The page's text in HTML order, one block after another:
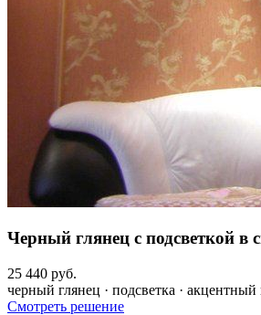
Черный глянец с подсветкой в
25 440 руб.
черный глянец · подсветка · акцентный
Смотреть решение